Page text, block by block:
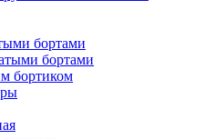
бортами
бортами
бортиком